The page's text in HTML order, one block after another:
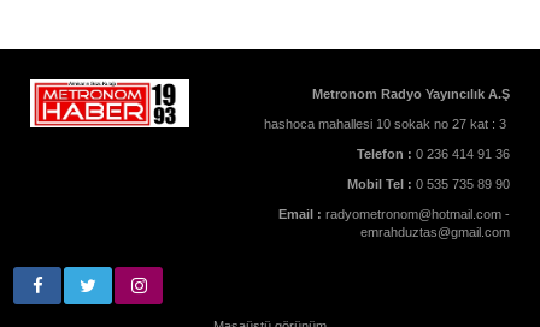
Metronom Radyo Yayıncılık A.Ş
hashoca mahallesi 10 sokak no 27 kat : 3
Telefon : 0 236 414 91 36
Mobil Tel : 0 535 735 89 90
Email : radyometronom@hotmail.com -
emrahduztas@gmail.com